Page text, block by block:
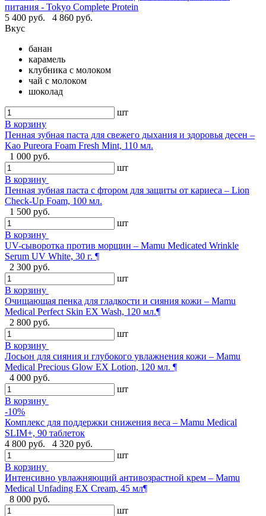
питания - Tokyo Complete Protein
5 400 руб.
4 860 руб.
Вкус
банан
карамель
клубника с молоком
чай с молоком
шоколад
шт
В корзину
Пенная зубная паста для свежего дыхания и здоровья десен –
Kao Pureora Foam Fresh Mint, 110 мл.
1 000 руб.
шт
В корзину
Пенная зубная паста с фтором для защиты от кариеса – Lion
Check-Up Foam, 100 мл.
1 500 руб.
шт
В корзину
UV-сыворотка против морщин – Mamu Medicated Wrinkle
Serum UV White, 30 г. ¶
2 300 руб.
шт
В корзину
Очищающая пенка для гладкости и сияния кожи – Mamu
Medical Perfect Skin EX Wash, 120 мл.¶
2 800 руб.
шт
В корзину
Лосьон для сияния и глубокого увлажнения кожи – Mamu
Medical Precious Glow EX Lotion, 120 мл. ¶
4 000 руб.
шт
В корзину
-10%
Комплекс для поддержки снижения веса – Mamu Medical
SLIM+, 90 таблеток
4 800 руб.
4 320 руб.
шт
В корзину
Интенсивно увлажняющий антивозрастной крем – Mamu
Medical Unfading EX Cream, 45 мл¶
8 000 руб.
шт